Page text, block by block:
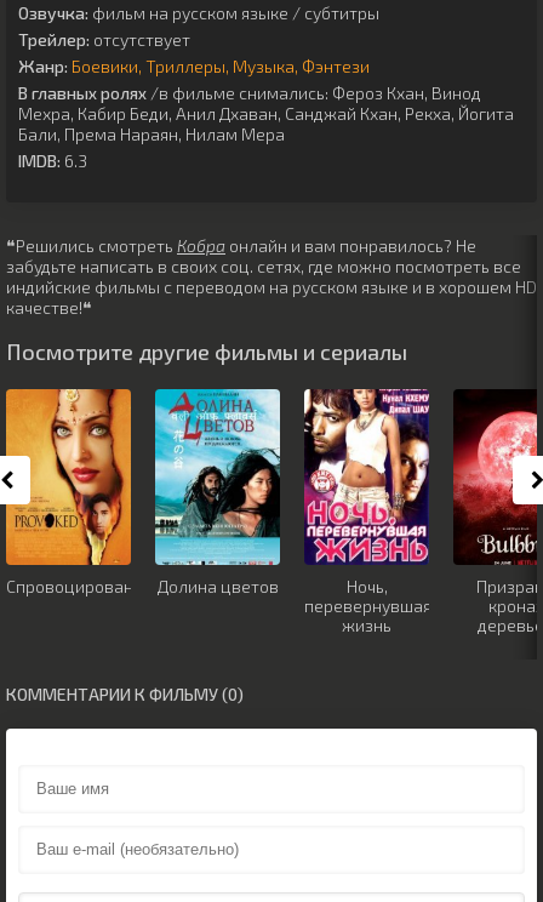
Озвучка: фильм на русском языке / субтитры
Трейлер: отсутствует
Жанр: Боевики Триллеры Музыка Фэнтези
В главных ролях /в фильме снимались: Фероз Кхан, Винод
Мехра, Кабир Беди, Анил Дхаван, Санджай Кхан, Рекха, Йогита
Бали, Према Нараян, Нилам Мера
IMDB: 6.3
❝Решились смотреть Кобра онлайн и вам понравилось? Не
забудьте написать в своих соц. сетях, где можно посмотреть все
индийские фильмы с переводом на русском языке и в хорошем HD
качестве!❝
Посмотрите другие фильмы и сериалы
СпровоцированнаяДолина цветов
Ночь,
перевернувшая
жизнь
кронах
КОММЕНТАРИИ К ФИЛЬМУ (0)